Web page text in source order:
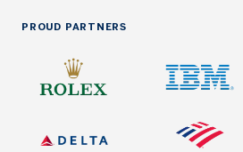
PROUD PARTNERS